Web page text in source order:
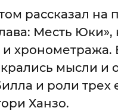
рассказал
Месть
хронометража.
мысли
и роли трех
Ханзо.